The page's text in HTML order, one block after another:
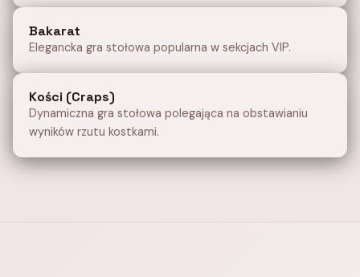
Bakarat
Elegancka gra stołowa popularna w sekcjach VIP.
Kości (Craps)
Dynamiczna gra stołowa polegająca na obstawianiu
wyników rzutu kostkami.